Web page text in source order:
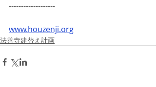
-------------------
www.houzenji.org
法善寺建替え計画